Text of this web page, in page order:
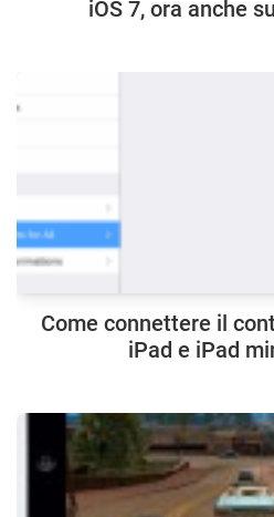
iOS 7, ora anche
Come connettere il
iPad e iPad